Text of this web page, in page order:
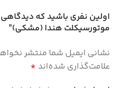
اولین نفری باشید که
موتورسیکلت هندا (مشکی)”
نشانی ایمیل شما منتشر
علامت‌گذاری شده‌اند*